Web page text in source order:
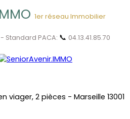
1er réseau Immobilier
Standard PACA: 📞 04.13.41.85.70